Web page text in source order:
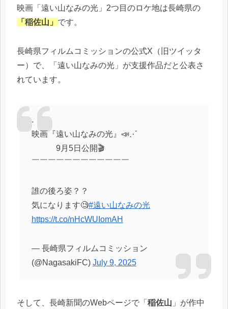
映画「遠い山なみの光」2つ目のロケ地は長崎県の
「稲佐山」 です。
長崎県フィルムコミッションの公式X（旧ツイッタ
ー）で、「遠い山なみの光」が支援作品だと公表さ
れています。
.
映画『遠い山なみの光』📣⋰
9月5日公開🎬️
￣￣￣￣￣￣￣￣￣￣￣￣
誰の後ろ姿？？
気になります🧐#遠い山なみの光
https://t.co/nHcWUIomAH
— 長崎県フィルムコミッション
(@NagasakiFC) July 9, 2025
そして、長崎新聞のWebページで「 稲佐山 」が作中